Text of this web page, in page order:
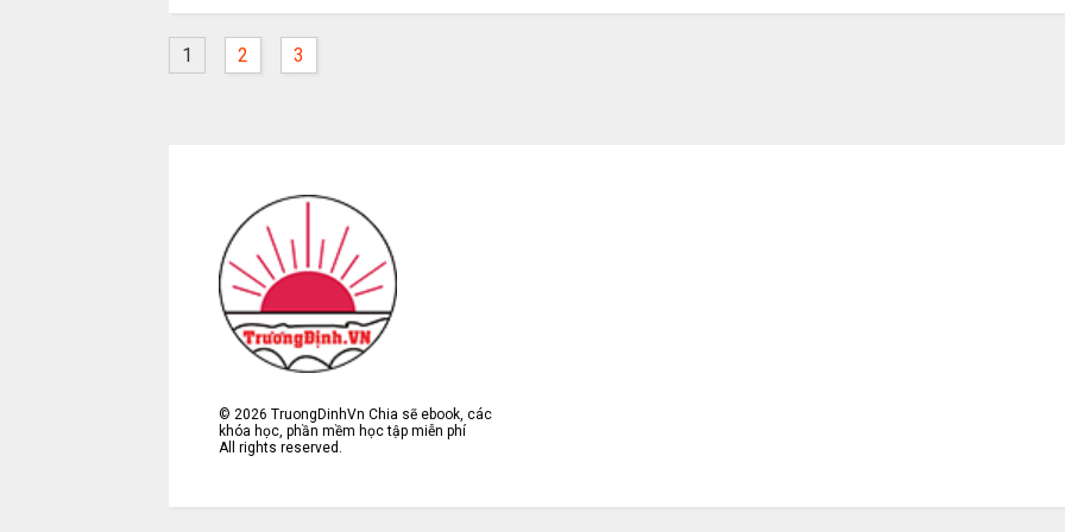
1 2 3
©2026 TruongDinhVn Chia sẽ ebook, các
khóa học, phần mềm học tập miễn phí
All rights reserved.